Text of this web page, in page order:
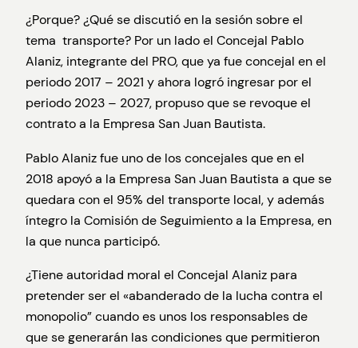
¿Porque? ¿Qué se discutió en la sesión sobre el
tema transporte? Por un lado el Concejal Pablo
Alaniz, integrante del PRO, que ya fue concejal en el
periodo 2017 – 2021 y ahora logró ingresar por el
periodo 2023 – 2027, propuso que se revoque el
contrato a la Empresa San Juan Bautista.
Pablo Alaniz fue uno de los concejales que en el
2018 apoyó a la Empresa San Juan Bautista a que se
quedara con el 95% del transporte local, y además
íntegro la Comisión de Seguimiento a la Empresa, en
la que nunca participó.
¿Tiene autoridad moral el Concejal Alaniz para
pretender ser el «abanderado de la lucha contra el
monopolio” cuando es unos los responsables de
que se generarán las condiciones que permitieron